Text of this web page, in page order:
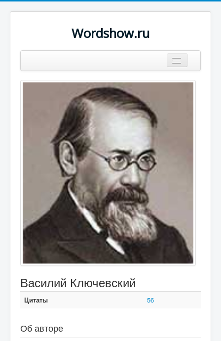
Wordshow.ru
Популярные цитаты
Авторы
Поиск
Василий Ключевский
Цитаты 56
Об авторе